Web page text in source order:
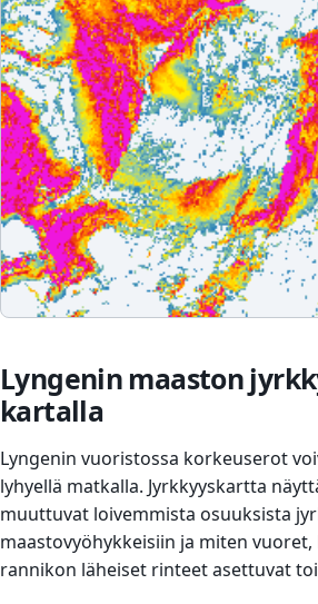
Lyngenin maaston
kartalla
Lyngenin vuoristossa korkeuserot
lyhyellä matkalla. Jyrkkyyskartta
muuttuvat loivemmista osuuksista
maastovyöhykkeisiin ja miten vuoret,
rannikon läheiset rinteet asettuvat